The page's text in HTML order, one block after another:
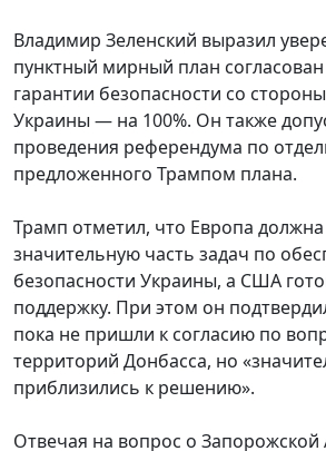
Владимир Зеленский выразил
пунктный мирный план согласован
гарантии безопасности со
Украины — на 100%. Он также
проведения референдума по
предложенного Трампом плана.
Трамп отметил, что Европа должна
значительную часть задач по
безопасности Украины, а США
поддержку. При этом он
пока не пришли к согласию по
территорий Донбасса, но
приблизились к решению».
Отвечая на вопрос о Запорожской